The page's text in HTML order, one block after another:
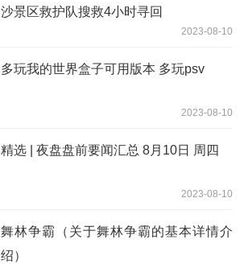
沙景区救护队搜救4小时寻回
2023-08-10
多玩我的世界盒子可用版本 多玩psv
2023-08-10
精选 | 夜盘盘前要闻汇总 8月10日 周四
2023-08-10
舞林争霸（关于舞林争霸的基本详情介
绍）